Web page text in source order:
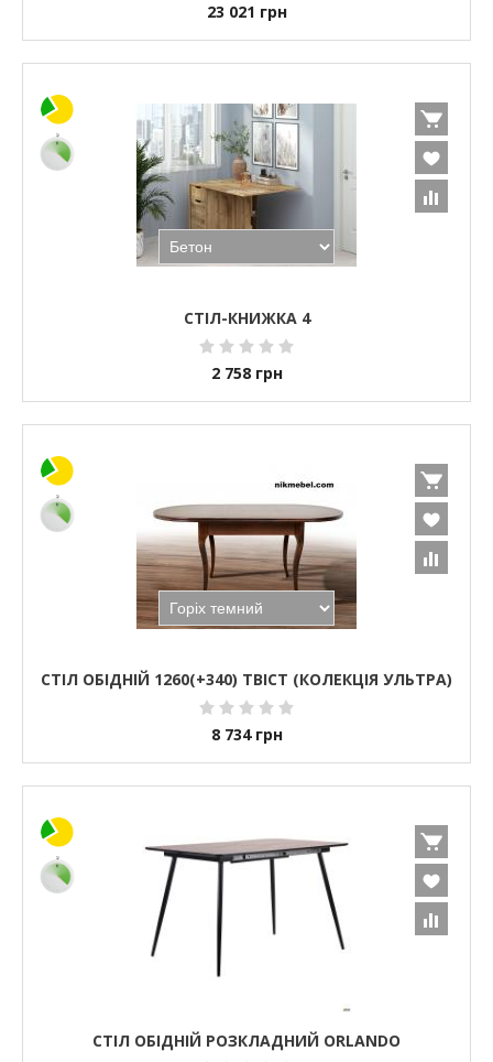
23 021 грн
СТІЛ-КНИЖКА 4
2 758 грн
СТІЛ ОБІДНІЙ 1260(+340) ТВІСТ (КОЛЕКЦІЯ УЛЬТРА)
8 734 грн
СТІЛ ОБІДНІЙ РОЗКЛАДНИЙ ORLANDO